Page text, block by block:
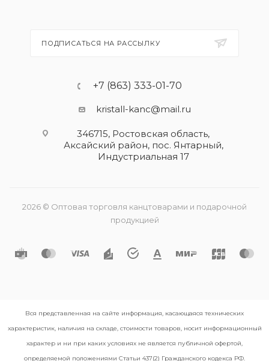
ПОДПИСАТЬСЯ НА РАССЫЛКУ
+7 (863) 333-01-70
kristall-kanc@mail.ru
346715, Ростовская область​,
Аксайский район, пос. Янтарный,
Индустриальная 17
2026 © Оптовая торговля канцтоварами и подарочной
продукцией
Вся представленная на сайте информация, касающаяся технических
характеристик, наличия на складе, стоимости товаров, носит информационный
характер и ни при каких условиях не является публичной офертой,
определяемой положениями Статьи 437(2) Гражданского кодекса РФ.